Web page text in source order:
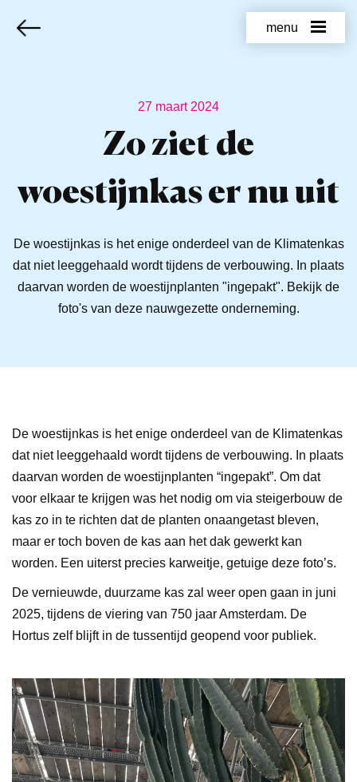
menu
27 maart 2024
Zo ziet de
woestijnkas er nu uit
De woestijnkas is het enige onderdeel van de Klimatenkas
dat niet leeggehaald wordt tijdens de verbouwing. In plaats
daarvan worden de woestijnplanten "ingepakt". Bekijk de
foto's van deze nauwgezette onderneming.
De woestijnkas is het enige onderdeel van de Klimatenkas
dat niet leeggehaald wordt tijdens de verbouwing. In plaats
daarvan worden de woestijnplanten “ingepakt”. Om dat
voor elkaar te krijgen was het nodig om via steigerbouw de
kas zo in te richten dat de planten onaangetast bleven,
maar er toch boven de kas aan het dak gewerkt kan
worden. Een uiterst precies karweitje, getuige deze foto’s.
De vernieuwde, duurzame kas zal weer open gaan in juni
2025, tijdens de viering van 750 jaar Amsterdam. De
Hortus zelf blijft in de tussentijd geopend voor publiek.